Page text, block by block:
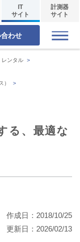
IT
サイト
計測器
サイト
わせ
レンタル >
）
>
る、最適な
作成日：2018/10/25
更新日：2026/02/13